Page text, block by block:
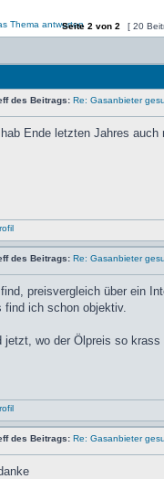
Seite 2 von 2 [ 20
des Beitrags: Re: Gasanbieter
hab Ende letzten Jahres
des Beitrags: Re: Gasanbieter
find, preisvergleich über ein
find ich schon objektiv.
jetzt, wo der Ölpreis so
des Beitrags: Re: Gasanbieter